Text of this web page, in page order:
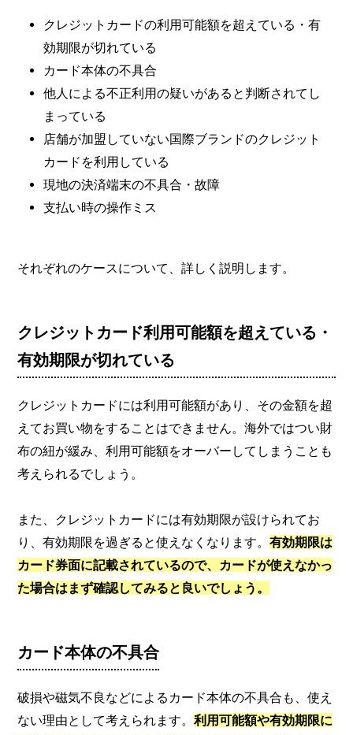
クレジットカードの利用可能額を超えている・有
効期限が切れている
カード本体の不具合
他人による不正利用の疑いがあると判断されてし
まっている
店舗が加盟していない国際ブランドのクレジット
カードを利用している
現地の決済端末の不具合・故障
支払い時の操作ミス
それぞれのケースについて、詳しく説明します。
クレジットカード利用可能額を超えている・
有効期限が切れている
クレジットカードには利用可能額があり、その金額を超
えてお買い物をすることはできません。海外ではつい財
布の紐が緩み、利用可能額をオーバーしてしまうことも
考えられるでしょう。
また、クレジットカードには有効期限が設けられてお
り、有効期限を過ぎると使えなくなります。有効期限は
カード券面に記載されているので、カードが使えなかっ
た場合はまず確認してみると良いでしょう。
カード本体の不具合
破損や磁気不良などによるカード本体の不具合も、使え
ない理由として考えられます。利用可能額や有効期限に